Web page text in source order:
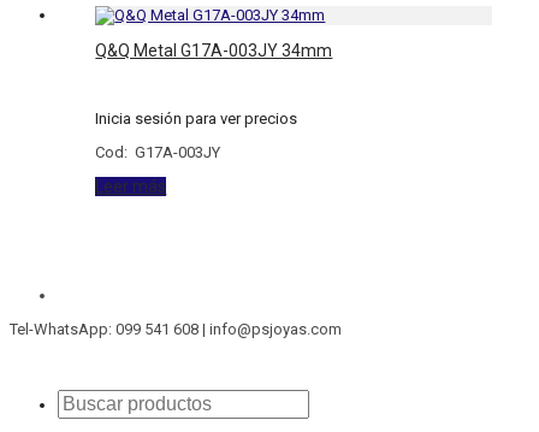
Q&Q Metal G17A-003JY 34mm
Inicia sesión para ver precios
Cod: G17A-003JY
Leer más
Tel-WhatsApp: 099 541 608 | info@psjoyas.com